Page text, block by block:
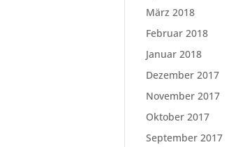
März 2018
Februar 2018
Januar 2018
Dezember 2017
November 2017
Oktober 2017
September 2017